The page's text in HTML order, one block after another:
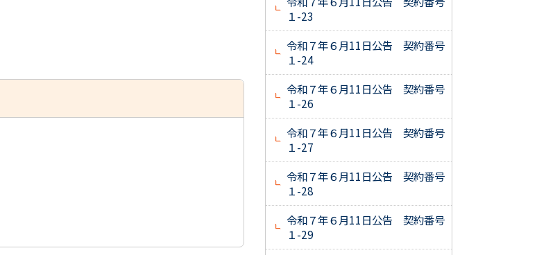
１-23
令和７年６月11日公告 契約番号
１-24
令和７年６月11日公告 契約番号
１-26
令和７年６月11日公告 契約番号
１-27
令和７年６月11日公告 契約番号
１-28
令和７年６月11日公告 契約番号
１-29